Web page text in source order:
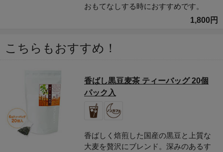
おもてなしする時におすすめです。
1,800円
こちらもおすすめ！
香ばし黒豆麦茶 ティーバッグ 20個
パック入
香ばしく焙煎した国産の黒豆と上質な
大麦を贅沢にブレンド。深みのあるす